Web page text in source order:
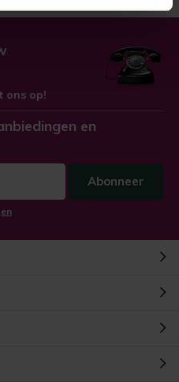
ons op!
en
Abonneer